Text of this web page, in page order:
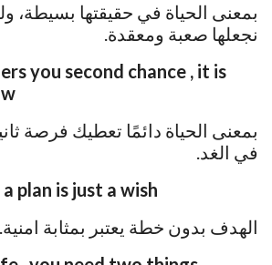
بمعنى الحياة في حقيقتها بسيطة،
نجعلها صعبة ومعقدة.
you second chance , it is
بمعنى الحياة دائمًا تعطيك فرصة
في الغد.
plan is just a wish
الهدف بدون خطة يعتبر بمثابة امنية.